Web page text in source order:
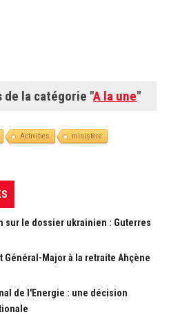
la catégorie "A la une"
Activities
ministère
sur le dossier ukrainien : Guterres
Général-Major à la retraite Ahçène
de l'Energie : une décision